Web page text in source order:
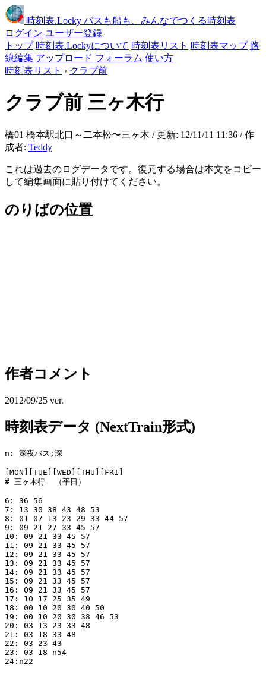
時刻表.Locky バスも船も、みんなでつくる時刻表
ログイン ユーザー登録
トップ 時刻表.Lockyについて 時刻表リスト 時刻表マップ 路
線編集 アップロード フォーラム 使い方
時刻表リスト › クラブ前
クラブ前 三ヶ木行
橋01 橋本駅北口～二本松〜三ヶ木 / 更新: 12/11/11 11:36 / 作
成者: Teddy
これは過去のログデータです。復元する場合は本文をコピー
して編集画面に貼り付けてください。
のりばの位置
作者コメント
2012/09/25 ver.
時刻表データ (NextTrain形式)
n: 深夜バス;深
[MON][TUE][WED][THU][FRI]
# 三ヶ木行  （平日）
6: 36 56
7: 13 30 38 43 48 53
8: 01 07 13 23 29 33 44 57
9: 09 21 27 33 45 57
10: 09 21 33 45 57
11: 09 21 33 45 57
12: 09 21 33 45 57
13: 09 21 33 45 57
14: 09 21 33 45 57
15: 09 21 33 45 57
16: 09 21 33 45 57
17: 10 17 25 35 49
18: 00 10 20 30 40 50
19: 00 10 20 30 38 46 53
20: 03 13 23 33 48
21: 03 18 33 48
22: 03 23 43
23: 03 18 n54
24:n22